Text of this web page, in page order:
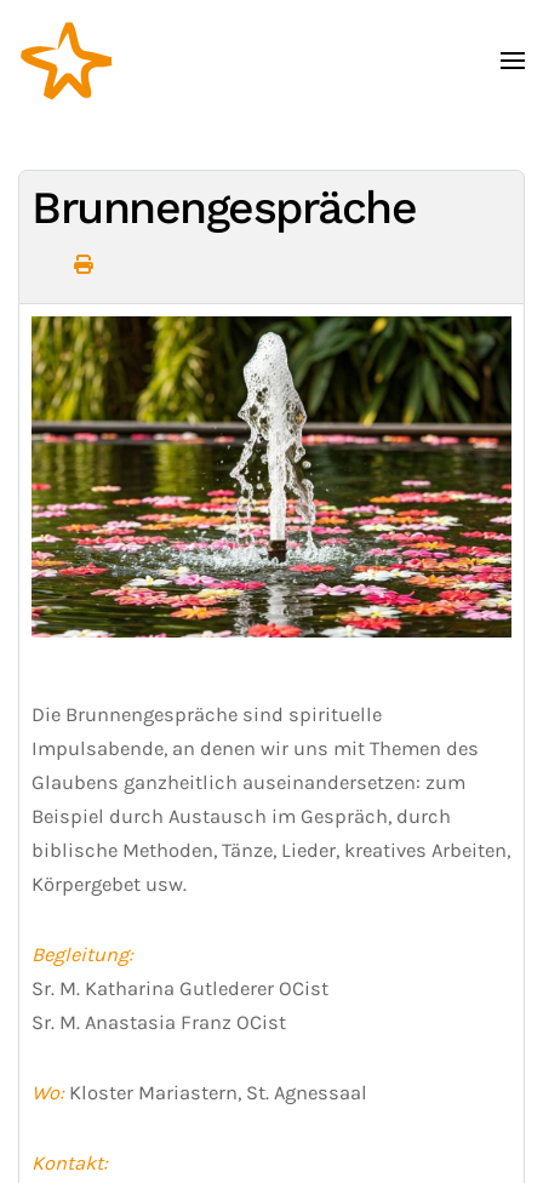
Zum Hauptinhalt springen
Brunnengespräche
Die Brunnengespräche sind spirituelle
Impulsabende, an denen wir uns mit Themen des
Glaubens ganzheitlich auseinandersetzen: zum
Beispiel durch Austausch im Gespräch, durch
biblische Methoden, Tänze, Lieder, kreatives Arbeiten,
Körpergebet usw.
Begleitung:
Sr. M. Katharina Gutlederer OCist
Sr. M. Anastasia Franz OCist
Wo:Kloster Mariastern, St. Agnessaal
Kontakt: